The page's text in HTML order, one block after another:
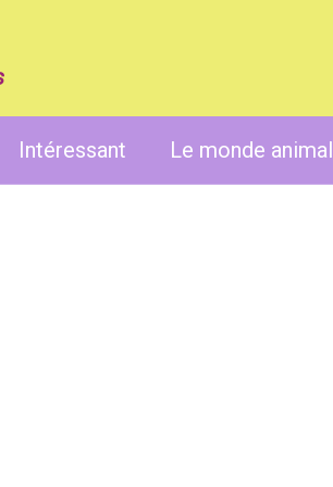
Intéressant Le monde animal